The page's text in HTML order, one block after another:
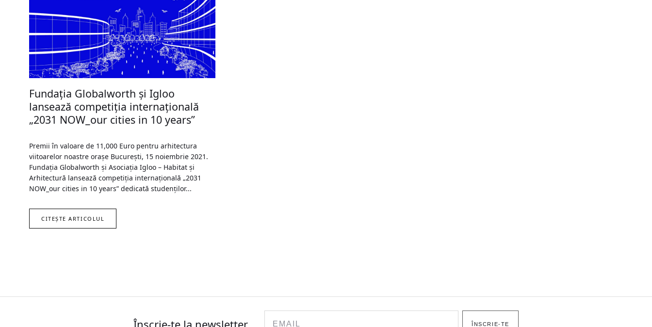
Fundația Globalworth și Igloo
lansează competiția internațională
„2031 NOW_our cities in 10 years”
Premii în valoare de 11,000 Euro pentru arhitectura
viitoarelor noastre orașe București, 15 noiembrie 2021.
Fundația Globalworth și Asociația Igloo – Habitat și
Arhitectură lansează competiția internațională „2031
NOW_our cities in 10 years” dedicată studenților...
CITEȘTE ARTICOLUL
Înscrie-te la newsletter ÎNSCRIE-TE